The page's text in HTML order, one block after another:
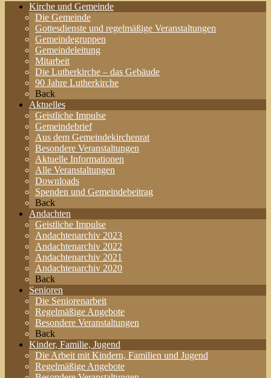
Kirche und Gemeinde
Die Gemeinde
Gottesdienste und regelmäßige Veranstaltungen
Gemeindegruppen
Gemeindeleitung
Mitarbeit
Die Lutherkirche – das Gebäude
90 Jahre Lutherkirche
Back
Aktuelles
Geistliche Impulse
Gemeindebrief
Aus dem Gemeindekirchenrat
Besondere Veranstaltungen
Aktuelle Informationen
Alle Veranstaltungen
Downloads
Spenden und Gemeindebeitrag
Back
Andachten
Geistliche Impulse
Andachtenarchiv 2023
Andachtenarchiv 2022
Andachtenarchiv 2021
Andachtenarchiv 2020
Back
Senioren
Die Seniorenarbeit
Regelmäßige Angebote
Besondere Veranstaltungen
Back
Kinder, Familie, Jugend
Die Arbeit mit Kindern, Familien und Jugend
Regelmäßige Angebote